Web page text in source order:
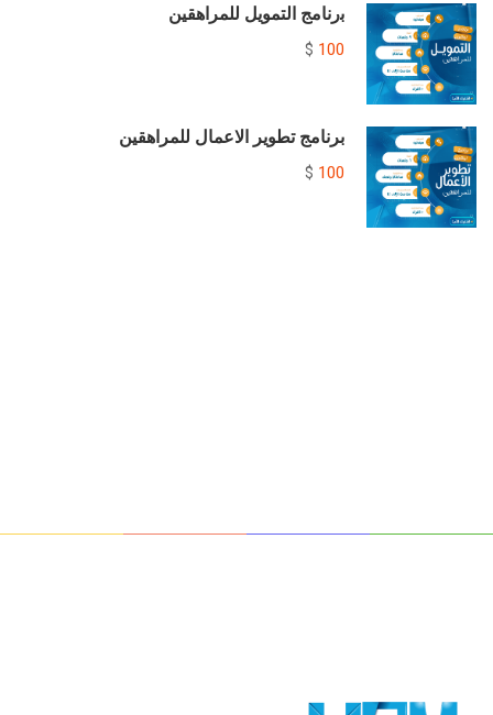
ﺑرﻧﺎﻣﺞ التمويل للمراهقين
100
$
برنامج تطوير الاعمال للمراهقين
100
$